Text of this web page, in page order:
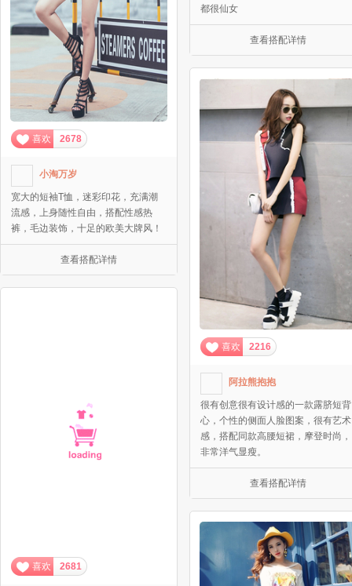
都很仙女
查看搭配详情
喜欢 2678
小淘万岁
宽大的短袖T恤，迷彩印花，充满潮
流感，上身随性自由，搭配性感热
裤，毛边装饰，十足的欧美大牌风！
查看搭配详情
喜欢 2216
阿拉熊抱抱
很有创意很有设计感的一款露脐短背
心，个性的侧面人脸图案，很有艺术
感，搭配同款高腰短裙，摩登时尚，
非常洋气显瘦。
查看搭配详情
喜欢 2681